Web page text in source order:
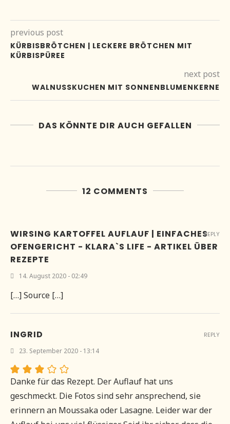
previous post
KÜRBISBRÖTCHEN | LECKERE BRÖTCHEN MIT
KÜRBISPÜREE
next post
WALNUSSKUCHEN MIT SONNENBLUMENKERNE
DAS KÖNNTE DIR AUCH GEFALLEN
12 COMMENTS
WIRSING KARTOFFEL AUFLAUF | EINFACHES
OFENGERICHT - KLARA`S LIFE - ARTIKEL ÜBER
REZEPTE
14. August 2020 - 02:49
[…] Source […]
REPLY
INGRID
23. September 2020 - 13:14
Danke für das Rezept. Der Auflauf hat uns
geschmeckt. Die Fotos sind sehr ansprechend, sie
erinnern an Moussaka oder Lasagne. Leider war der
REPLY